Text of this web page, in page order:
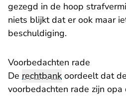
gezegd in de hoop
niets blijkt dat er ook maar
beschuldiging.
​Voorbedachten rade
De rechtbank oordeelt dat
voorbedachten rade zijn